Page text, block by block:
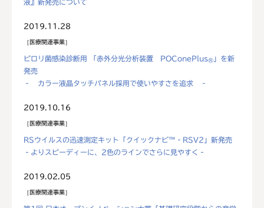
液』新発売について
2019.11.28
医療関連事業
ピロリ菌感染診断用 「赤外分光分析装置 POConePlus® 」を新
発売
‐ カラー液晶タッチパネル採用で使いやすさを追求 ‐
2019.10.16
医療関連事業
RSウイルスの迅速測定キット「クイックナビ™‐RSV2」新発売
‐よりスピーディーに、2色のラインでさらに見やすく‐
2019.02.05
医療関連事業